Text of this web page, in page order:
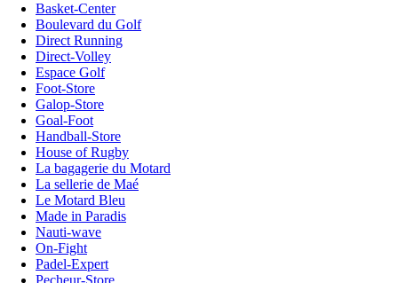
Basket-Center
Boulevard du Golf
Direct Running
Direct-Volley
Espace Golf
Foot-Store
Galop-Store
Goal-Foot
Handball-Store
House of Rugby
La bagagerie du Motard
La sellerie de Maé
Le Motard Bleu
Made in Paradis
Nauti-wave
On-Fight
Padel-Expert